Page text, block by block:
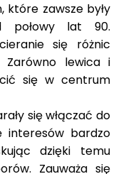
które zawsze były
połowy lat 90.
się różnic
lewica i
się w centrum
się włączać do
interesów bardzo
dzięki temu
Zauważa się